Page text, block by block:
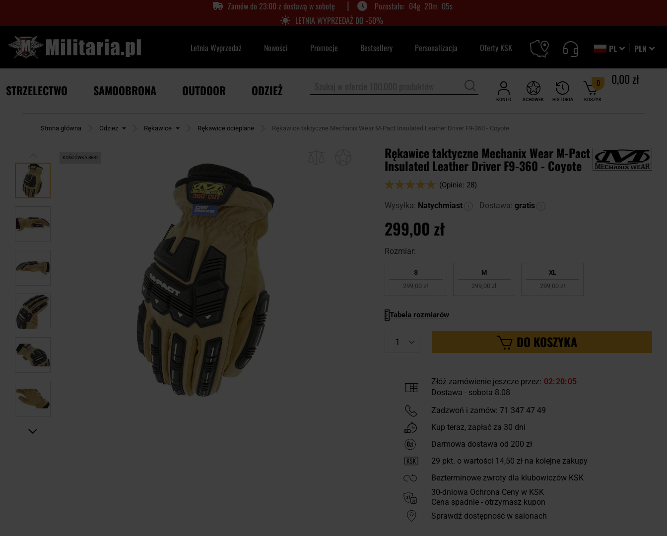
Zamów do 23:00 z dostawą w sobotę | 04g 20m 04s
LETNIA WYPRZEDAŻ DO -50%
PLN
PL
Letnia Wyprzedaż Nowości Promocje Bestsellery Personalizacja Oferty KSK
KONTO HISTORIA
SCHOWEK KOSZYK
0 0,00 zł
STRZELECTWO SAMOOBRONA OUTDOOR ODZIEŻ
Strona główna Odzież Rękawice Rękawice ocieplane Rękawice taktyczne Mechanix Wear M-Pact Insulated Leather Driver F9-360 - Coyote
KOŃCÓWKA SERII Rękawice taktyczne Mechanix Wear M-Pact
Insulated Leather Driver F9-360 - Coyote
Ocena:
(Opinie: 28)
Wysyłka: Natychmiast Dostawa: gratis
299,00 zł
Rozmiar:
S
299,00 zł
M
299,00 zł
XL
299,00 zł
Tabela rozmiarów
DO KOSZYKA
Złóż zamówienie jeszcze przez: 02 20 04
Dostawa - sobota 8.08
Zadzwoń i zamów: 71 347 47 49
Kup teraz, zapłać za 30 dni
Darmowa dostawa od 200 zł
29 pkt. o wartości 14,50 złna kolejne zakupy
Bezterminowe zwroty dla klubowiczów KSK
30-dniowa Ochrona Ceny w KSK
Cena spadnie - otrzymasz kupon
Sprawdź dostępność w salonach